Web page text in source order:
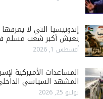
إندونيسيا التي لا
يعيش أكبر شعب مسلم
أغسطس 1, 2026
المساعدات الأميركية
المشهد السياسي
يوليو 25, 2026